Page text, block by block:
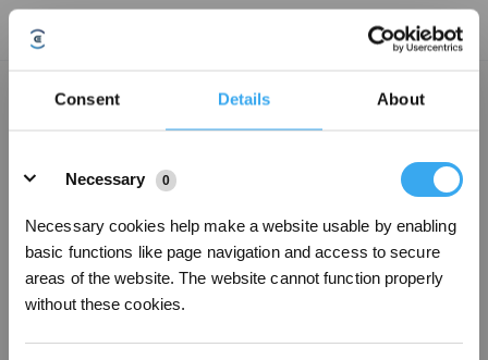
Consent Details About
Necessary
0
Necessary cookies help make a website usable by enabling
basic functions like page navigation and access to secure
areas of the website. The website cannot function properly
without these cookies.
La GOAT G1 dotée d'un indice IPX6 est capable de résister à la pluie.
Cependant, les lames peuvent facilement être bloquées par de l'herbe
humide, et la pluie sur la caméra interférera également avec la fonction de
localisation visuelle de la GOAT dans une certaine mesure. Il est donc
recommandé d'activer le capteur de pluie pour que la GOAT commence à
tondre une fois la pelouse sèche.
Cet article vous a-t-il été utile ?